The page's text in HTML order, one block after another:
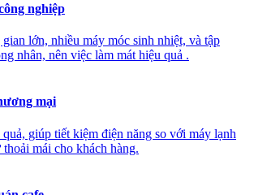
nghiệp
lớn, nhiều máy móc sinh nhiệt, và tập
nhân, nên việc làm mát hiệu quả .
mại
giúp tiết kiệm điện năng so với máy lạnh
thoải mái cho khách hàng.